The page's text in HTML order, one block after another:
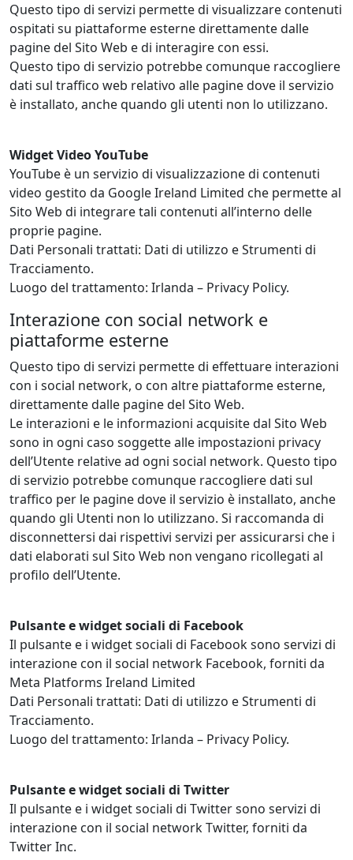
Questo tipo di servizi permette di visualizzare contenuti
ospitati su piattaforme esterne direttamente dalle
pagine del Sito Web e di interagire con essi.
Questo tipo di servizio potrebbe comunque raccogliere
dati sul traffico web relativo alle pagine dove il servizio
è installato, anche quando gli utenti non lo utilizzano.
Widget Video YouTube
YouTube è un servizio di visualizzazione di contenuti
video gestito da Google Ireland Limited che permette al
Sito Web di integrare tali contenuti all’interno delle
proprie pagine.
Dati Personali trattati: Dati di utilizzo e Strumenti di
Tracciamento.
Luogo del trattamento: Irlanda – Privacy Policy.
Interazione con social network e
piattaforme esterne
Questo tipo di servizi permette di effettuare interazioni
con i social network, o con altre piattaforme esterne,
direttamente dalle pagine del Sito Web.
Le interazioni e le informazioni acquisite dal Sito Web
sono in ogni caso soggette alle impostazioni privacy
dell’Utente relative ad ogni social network. Questo tipo
di servizio potrebbe comunque raccogliere dati sul
traffico per le pagine dove il servizio è installato, anche
quando gli Utenti non lo utilizzano. Si raccomanda di
disconnettersi dai rispettivi servizi per assicurarsi che i
dati elaborati sul Sito Web non vengano ricollegati al
profilo dell’Utente.
Pulsante e widget sociali di Facebook
Il pulsante e i widget sociali di Facebook sono servizi di
interazione con il social network Facebook, forniti da
Meta Platforms Ireland Limited
Dati Personali trattati: Dati di utilizzo e Strumenti di
Tracciamento.
Luogo del trattamento: Irlanda – Privacy Policy.
Pulsante e widget sociali di Twitter
Il pulsante e i widget sociali di Twitter sono servizi di
interazione con il social network Twitter, forniti da
Twitter Inc.